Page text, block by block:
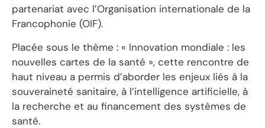
partenariat avec l’Organisation internationale de la
Francophonie (OIF).
Placée sous le thème : « Innovation mondiale : les
nouvelles cartes de la santé », cette rencontre de
haut niveau a permis d’aborder les enjeux liés à la
souveraineté sanitaire, à l’intelligence artificielle, à
la recherche et au financement des systèmes de
santé.